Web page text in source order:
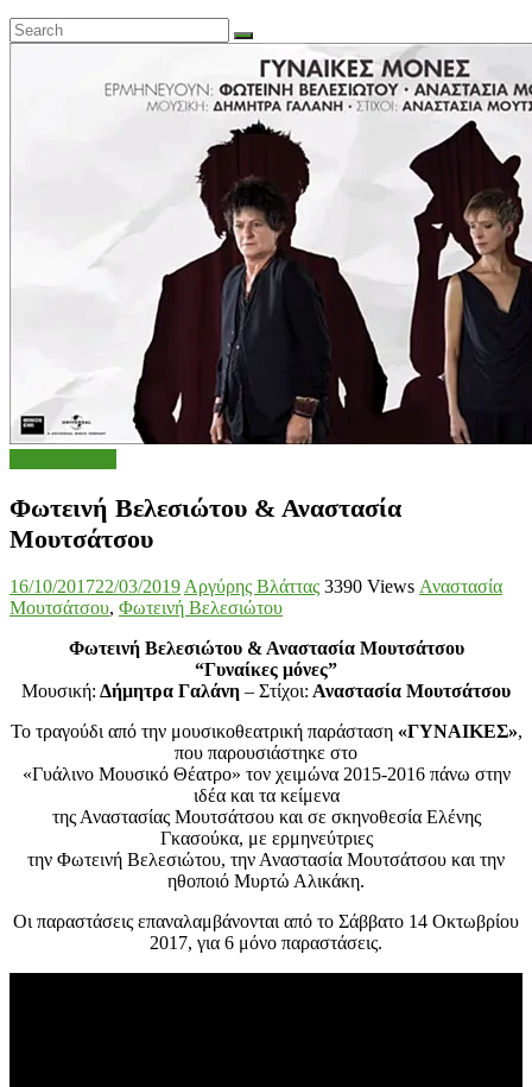
Φωτεινή Βελεσιώτου & Αναστασία
Μουτσάτσου
16/10/201722/03/2019 Αργύρης Βλάττας 3390 Views Αναστασία
Μουτσάτσου, Φωτεινή Βελεσιώτου
Φωτεινή Βελεσιώτου & Αναστασία Μουτσάτσου
“Γυναίκες μόνες”
Μουσική: Δήμητρα Γαλάνη – Στίχοι: Αναστασία Μουτσάτσου
Το τραγούδι από την μουσικοθεατρική παράσταση «ΓΥΝΑΙΚΕΣ»,
που παρουσιάστηκε στο
«Γυάλινο Μουσικό Θέατρο» τον χειμώνα 2015-2016 πάνω στην
ιδέα και τα κείμενα
της Αναστασίας Μουτσάτσου και σε σκηνοθεσία Ελένης
Γκασούκα, με ερμηνεύτριες
την Φωτεινή Βελεσιώτου, την Αναστασία Μουτσάτσου και την
ηθοποιό Μυρτώ Αλικάκη.
Οι παραστάσεις επαναλαμβάνονται από το Σάββατο 14 Οκτωβρίου
2017, για 6 μόνο παραστάσεις.